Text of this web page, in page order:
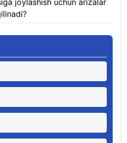
joylashish uchun arizalar